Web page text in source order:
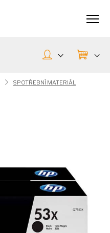
SPOTŘEBNÍ MATERIÁL